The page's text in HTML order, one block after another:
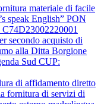
materiale di facile
speak English” PON
secondo acquisto di
alla Ditta Borgione
Sud CUP:
di affidamento diretto
fornitura di servizi di